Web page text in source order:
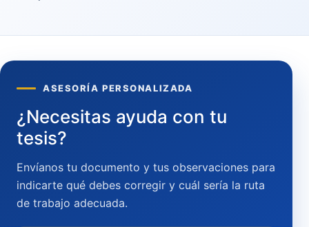
ASESORÍA PERSONALIZADA
¿Necesitas ayuda con tu
tesis?
Envíanos tu documento y tus observaciones para
indicarte qué debes corregir y cuál sería la ruta
de trabajo adecuada.